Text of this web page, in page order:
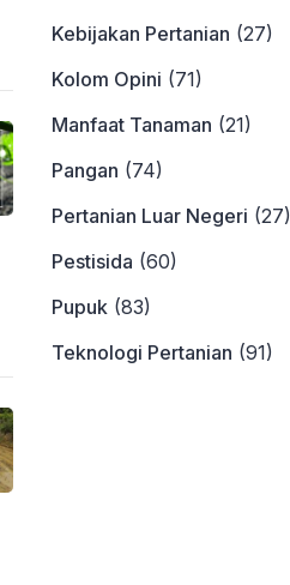
Kebijakan Pertanian (27)
Kolom Opini (71)
Manfaat Tanaman (21)
Pangan (74)
Pertanian Luar Negeri (27)
Pestisida (60)
Pupuk(83)
Teknologi Pertanian (91)